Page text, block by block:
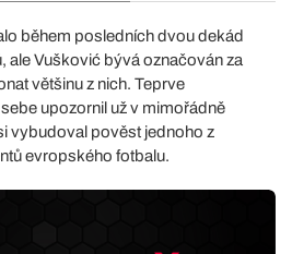
během posledních dvou dekád
ale Vušković bývá označován za
většinu z nich. Teprve
upozornil už v mimořádně
vybudoval pověst jednoho z
evropského fotbalu.